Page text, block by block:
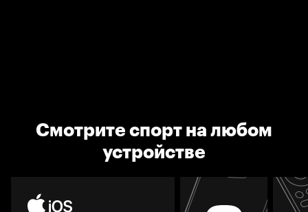
Смотрите спорт на любом
устройстве